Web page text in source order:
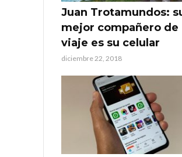
Juan Trotamundos:
mejor compañero de
viaje es su celular
diciembre 22, 2018